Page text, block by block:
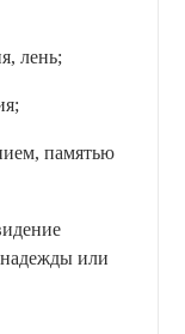
лень;
памятью
надежды или